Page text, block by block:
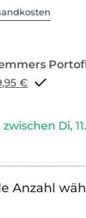
Portoflat schon ab 9,95 €
Di,
Anzahl